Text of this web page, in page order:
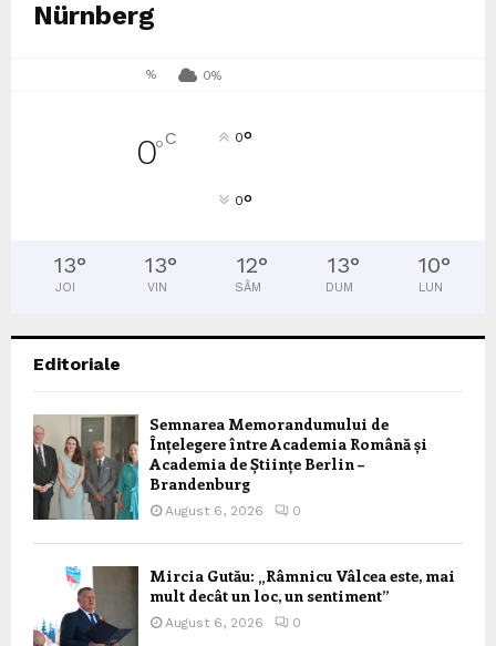
Nürnberg
% 0%
0°C 0°
0°
13°
JOI
13°
VIN
12°
SÂM
13°
DUM
10°
LUN
Editoriale
Semnarea Memorandumului de
Înțelegere între Academia Română și
Academia de Științe Berlin –
Brandenburg
August 6, 2026 0
Mircia Gutău: „Râmnicu Vâlcea este, mai
mult decât un loc, un sentiment”
August 6, 2026 0